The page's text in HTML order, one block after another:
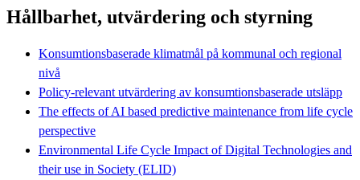
Hållbarhet, utvärdering och styrning
Konsumtionsbaserade klimatmål på kommunal och regional
nivå
Policy-relevant utvärdering av konsumtionsbaserade utsläpp
The effects of AI based predictive maintenance from life cycle
perspective
Environmental Life Cycle Impact of Digital Technologies and
their use in Society (ELID)